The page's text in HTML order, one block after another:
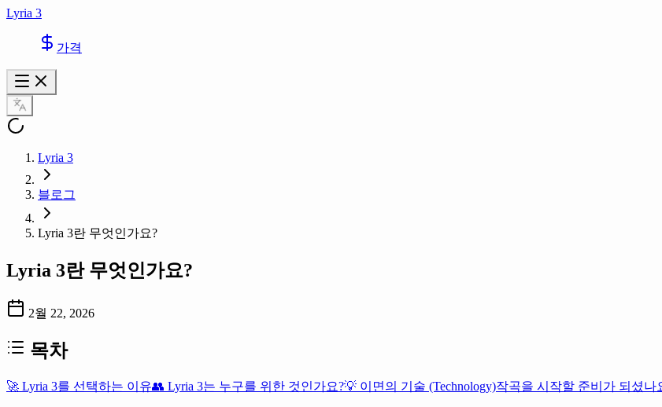
Lyria 3
가격
Lyria 3
블로그
Lyria 3란 무엇인가요?
Lyria 3란 무엇인가요?
2월 22, 2026
목차
🚀 Lyria 3를 선택하는 이유👥 Lyria 3는 누구를 위한 것인가요?💡 이면의 기술 (Technology)작곡을 시작할 준비가 되셨나